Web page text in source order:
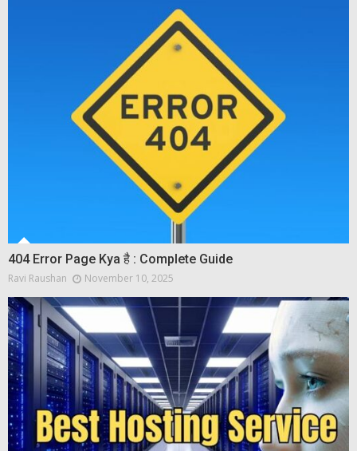
404 Error Page Kya है : Complete Guide
Ravi Raushan November 10, 2025